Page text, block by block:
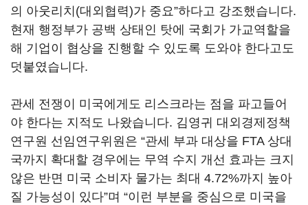
의 아웃리치(대외협력)가 중요”하다고 강조했습니다.
현재 행정부가 공백 상태인 탓에 국회가 가교역할을
해 기업이 협상을 진행할 수 있도록 도와야 한다고도
덧붙였습니다.
관세 전쟁이 미국에게도 리스크라는 점을 파고들어
야 한다는 지적도 나왔습니다. 김영귀 대외경제정책
연구원 선임연구위원은 “관세 부과 대상을 FTA 상대
국까지 확대할 경우에는 무역 수지 개선 효과는 크지
않은 반면 미국 소비자 물가는 최대 4.72%까지 높아
질 가능성이 있다”며 “이런 부분을 중심으로 미국을